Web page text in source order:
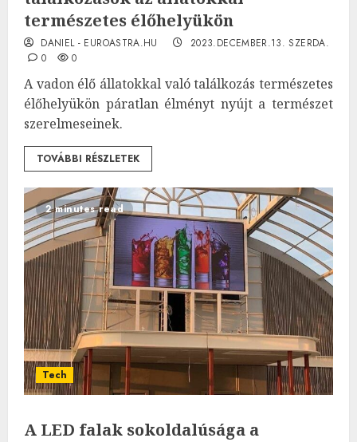
természetes élőhelyükön
DANIEL - EUROASTRA.HU
2023.DECEMBER.13. SZERDA.
0
0
A vadon élő állatokkal való találkozás természetes
élőhelyükön páratlan élményt nyújt a természet
szerelmeseinek.
TOVÁBBI RÉSZLETEK
2 minutes read
Tech
A LED falak sokoldalúsága a